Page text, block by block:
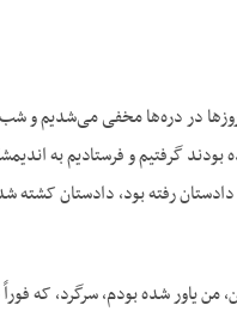
در دره‌ها مخفی می‌شدیم و
و آورده بودند گرفتیم و فرستادیم
شده بودم، سرگرد، که فوراً